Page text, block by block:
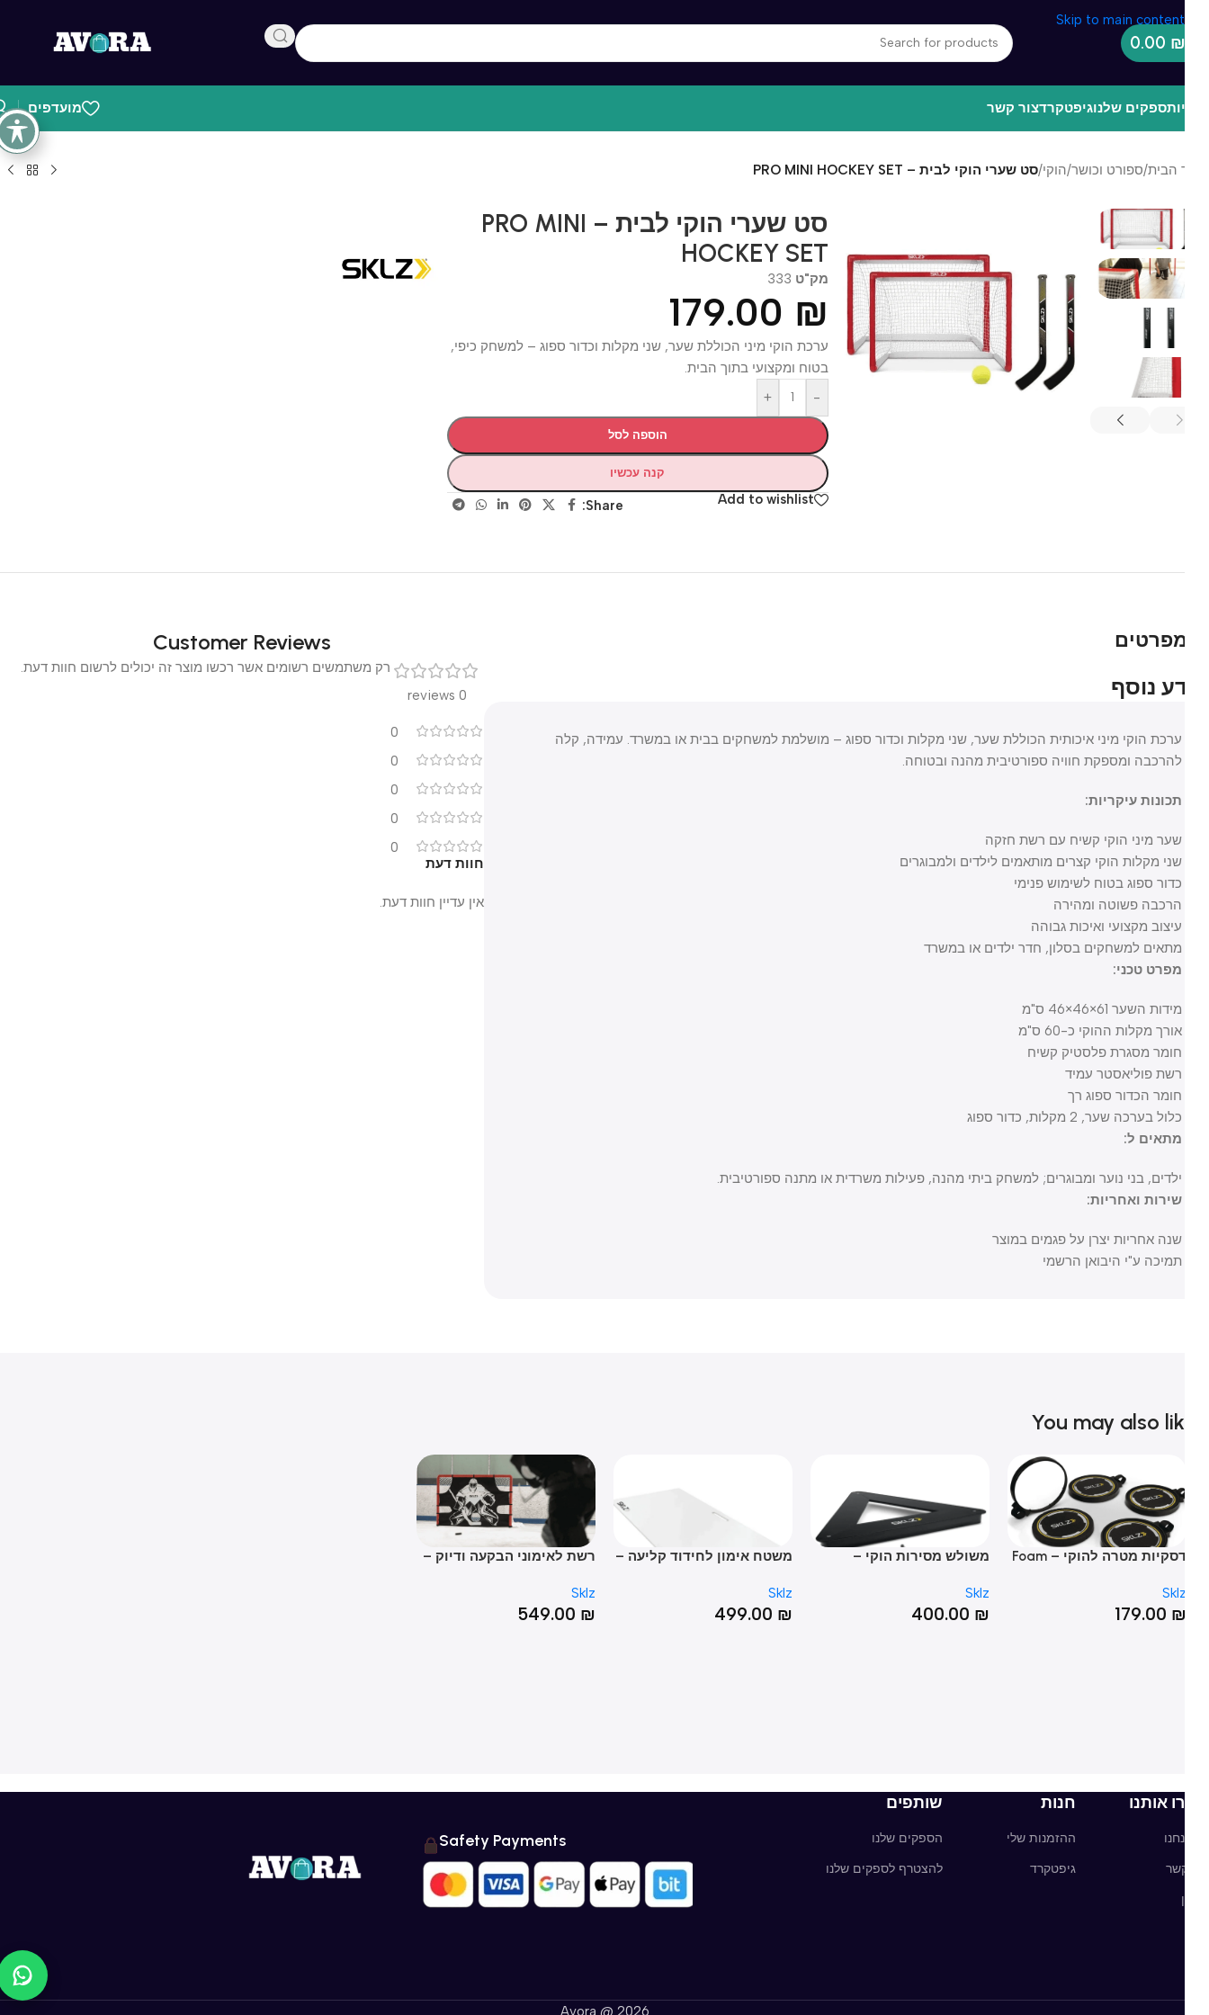
Skip to main content
0.00
ותחזוקה
ספריי צבע
ספקים שלנוגיפטקרדצור קשר מועדפים
הבית/ספורט וכושר/הוקי/סט שערי הוקי לבית – PRO MINI HOCKEY SET
סט שערי הוקי לבית – PRO MINI
HOCKEY SET
מק"ט333
179.00₪
ערכת הוקי מיני הכוללת שער, שני מקלות וכדור ספוג – למשחק כיפי,
בטוח ומקצועי בתוך הבית.
+
הוספה לסל
קנה עכשיו
Add to wishlist
Share:
נוסף
ערכת הוקי מיני איכותית הכוללת שער, שני מקלות וכדור ספוג – מושלמת למשחקים בבית או במשרד. עמידה, קלה
להרכבה ומספקת חוויה ספורטיבית מהנה ובטוחה.
תכונות עיקריות:
שער מיני הוקי קשיח עם רשת חזקה
שני מקלות הוקי קצרים מותאמים לילדים ולמבוגרים
כדור ספוג בטוח לשימוש פנימי
הרכבה פשוטה ומהירה
עיצוב מקצועי ואיכות גבוהה
מתאים למשחקים בסלון, חדר ילדים או במשרד
מפרט טכני:
מידות השער 61×46×46 ס"מ
אורך מקלות ההוקי כ-60 ס"מ
חומר מסגרת פלסטיק קשיח
רשת פוליאסטר עמיד
חומר הכדור ספוג רך
כלול בערכה שער, 2 מקלות, כדור ספוג
מתאים ל:
ילדים, בני נוער ומבוגרים; למשחק ביתי מהנה, פעילות משרדית או מתנה ספורטיבית.
שירות ואחריות:
שנה אחריות יצרן על פגמים במוצר
תמיכה ע"י היבואן הרשמי
Customer Reviews
0
0
0
0
0
חוות דעת
אין עדיין חוות דעת.
רק משתמשים רשומים אשר רכשו מוצר זה יכולים לרשום חוות דעת.
You may also
דסקיות מטרה להוקי – Foam
179.00
משולש מסירות הוקי –
400.00
משטח אימון לחידוד קליעה –
499.00
רשת לאימוני הבקעה ודיוק –
TRAINER
549.00
אותנו חנות
ההזמנות שלי
גיפטקרד
שותפים
הספקים שלנו
להצטרף לספקים שלנו
Safety Payments
Avora @ 2026